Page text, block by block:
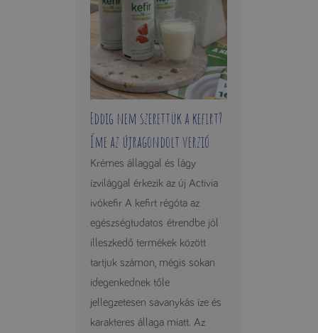
Eddig nem szerettük a kefirt?
Íme az újragondolt verzió
Krémes állaggal és lágy
ízvilággal érkezik az új Activia
ivókefir A kefirt régóta az
egészségtudatos étrendbe jól
illeszkedő termékek között
tartjuk számon, mégis sokan
idegenkednek tőle
jellegzetesen savanykás íze és
karakteres állaga miatt. Az